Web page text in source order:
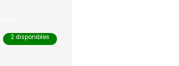
2 disponibles